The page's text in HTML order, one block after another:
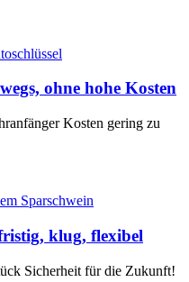
ohne hohe Kosten
Kosten gering zu
klug, flexibel
Sicherheit für die Zukunft!